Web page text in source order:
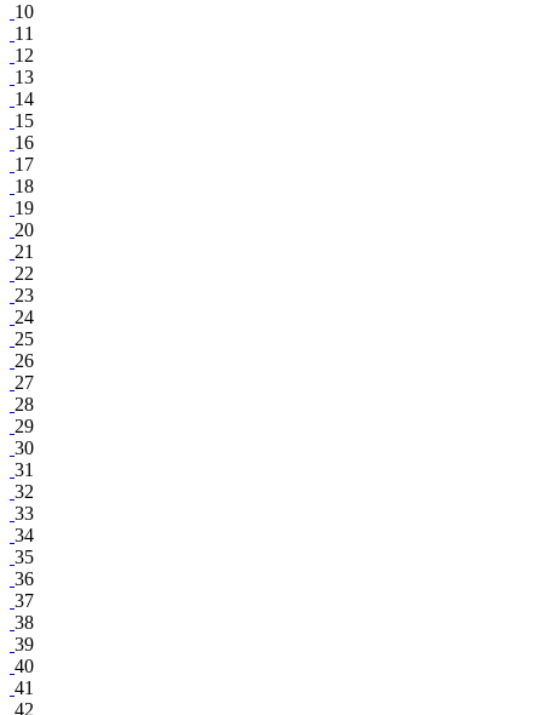
10
11
12
13
14
15
16
17
18
19
20
21
22
23
24
25
26
27
28
29
30
31
32
33
34
35
36
37
38
39
40
41
42